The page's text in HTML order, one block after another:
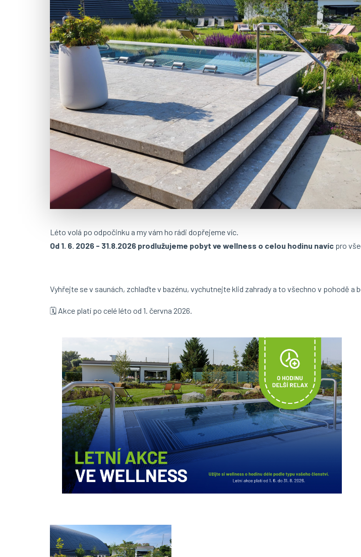
Léto volá po odpočinku a my vám ho rádi dopřejeme víc.
Od 1. 6. 2026 - 31.8.2026 prodlužujeme pobyt ve wellness o celou hodinu navíc pro
Vyhřejte se v saunách, zchlaďte v bazénu, vychutnejte klid zahrady a to všechno v pohodě a
🗓 Akce platí po celé léto od 1. června 2026.